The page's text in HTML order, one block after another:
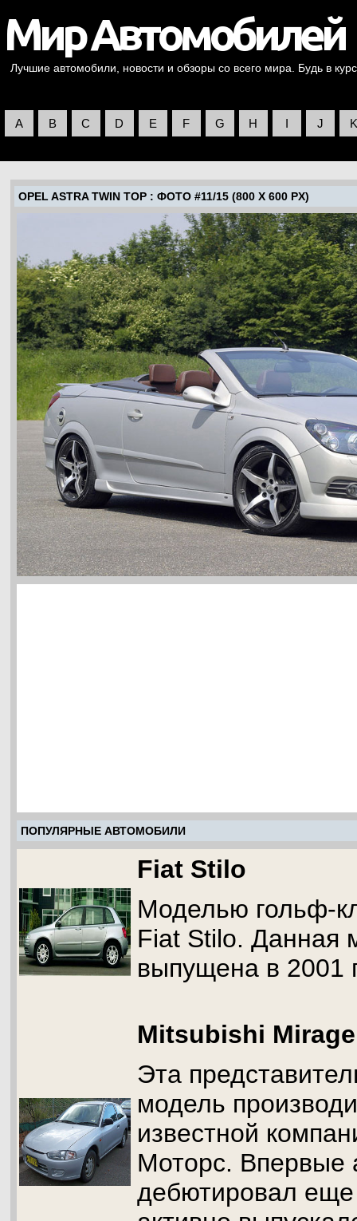
Лучшие автомобили, новости и обзоры со всего мира. Будь в
A B C D E F G H I J K
OPEL ASTRA TWIN TOP : ФОТО #11/15 (800 X 600 PX)
ПОПУЛЯРНЫЕ АВТОМОБИЛИ
Fiat Stilo
Моделью гольф-
Fiat Stilo. Данная
выпущена в 2001
Mitsubishi Mirage
Эта
модель
известной
Моторс. Впервые
дебютировал еще